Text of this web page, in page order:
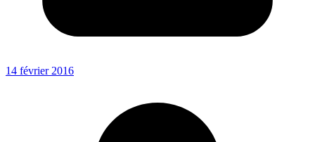
14 février 2016